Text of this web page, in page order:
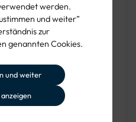
werden.
und weiter”
zur
genannten Cookies.
und weiter
Sichtbarkeit der Pfeile
und schnelle